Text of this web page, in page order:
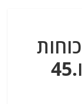
צבא סוריה שהיו בתוכו.45